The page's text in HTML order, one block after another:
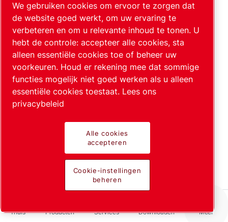
inwerken. Dit leidt uiteindelijk tot een vermindering
van geadsorbeerde gasdeeltjes aan het oppervlak.
De aflezing daalt opnieuw en bereikt over het
algemeen waarden die aanzienlijk lager kunnen zijn
dan de drukaflezing die bij een kleine
elektronenstroom wordt waargenomen. Als gevolg
van dit effect in de praktijk moet men nagaan of de
drukaflezing is beïnvloed door een desorptiestroom.
Dit kan het eenvoudigst worden gedaan door de
van 10 of 100. De aflezing voor de grotere
elektronenstroom is de nauwkeurigere drukwaarde.
Naast de conventionele ionisatiemeter, waarvan de
elektrodestructuur lijkt op die van een
gemeenschappelijke triode, zijn er verschillende
systeem, afzuigsysteem) die, afhankelijk van het
Thuis Producten Services Downloaden Meer
We gebruiken cookies om ervoor te zorgen dat
de website goed werkt, om uw ervaring te
verbeteren en om u relevante inhoud te tonen. U
hebt de controle: accepteer alle cookies, sta
alleen essentiële cookies toe of beheer uw
voorkeuren. Houd er rekening mee dat sommige
functies mogelijk niet goed werken als u alleen
essentiële cookies toestaat. Lees ons
privacybeleid
Alle cookies
accepteren
Cookie-instellingen
beheren